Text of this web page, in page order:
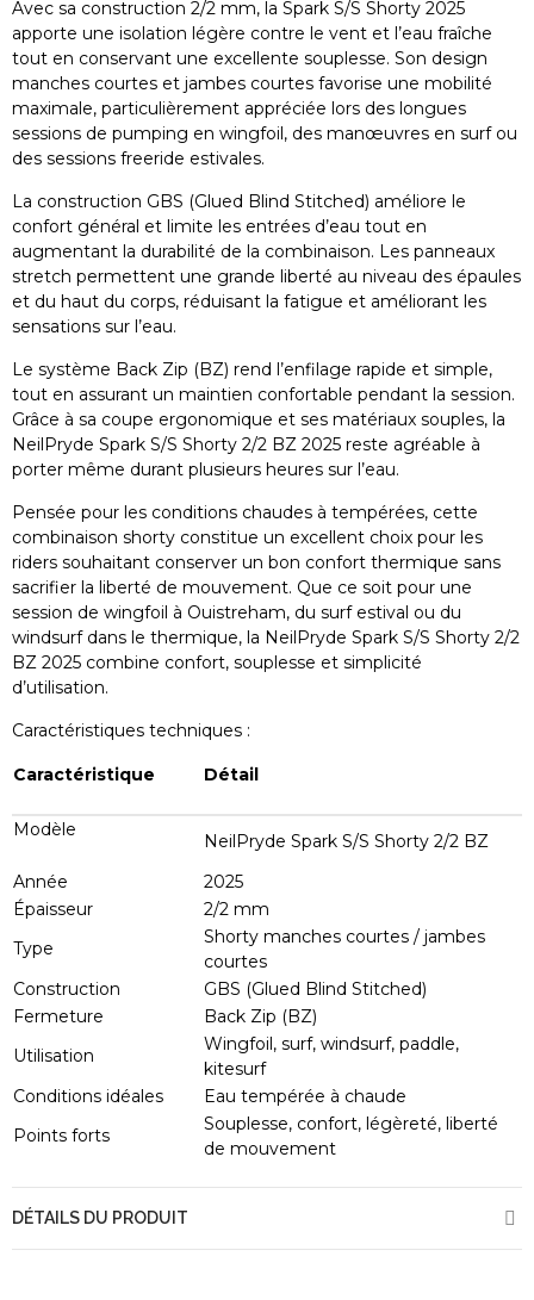
Avec sa construction 2/2 mm, la Spark S/S Shorty 2025
apporte une isolation légère contre le vent et l’eau fraîche
tout en conservant une excellente souplesse. Son design
manches courtes et jambes courtes favorise une mobilité
maximale, particulièrement appréciée lors des longues
sessions de pumping en wingfoil, des manœuvres en surf ou
des sessions freeride estivales.
La construction GBS (Glued Blind Stitched) améliore le
confort général et limite les entrées d’eau tout en
augmentant la durabilité de la combinaison. Les panneaux
stretch permettent une grande liberté au niveau des épaules
et du haut du corps, réduisant la fatigue et améliorant les
sensations sur l’eau.
Le système Back Zip (BZ) rend l’enfilage rapide et simple,
tout en assurant un maintien confortable pendant la session.
Grâce à sa coupe ergonomique et ses matériaux souples, la
NeilPryde Spark S/S Shorty 2/2 BZ 2025 reste agréable à
porter même durant plusieurs heures sur l’eau.
Pensée pour les conditions chaudes à tempérées, cette
combinaison shorty constitue un excellent choix pour les
riders souhaitant conserver un bon confort thermique sans
sacrifier la liberté de mouvement. Que ce soit pour une
session de wingfoil à Ouistreham, du surf estival ou du
windsurf dans le thermique, la NeilPryde Spark S/S Shorty 2/2
BZ 2025 combine confort, souplesse et simplicité
d’utilisation.
Caractéristiques techniques :
Caractéristique Détail
Modèle
NeilPryde Spark S/S Shorty 2/2 BZ
Année
2025
Épaisseur
2/2 mm
Type
Shorty manches courtes / jambes
courtes
Construction
GBS (Glued Blind Stitched)
Fermeture
Back Zip (BZ)
Utilisation
Wingfoil, surf, windsurf, paddle,
kitesurf
Conditions idéales
Eau tempérée à chaude
Points forts
Souplesse, confort, légèreté, liberté
de mouvement
DÉTAILS DU PRODUIT